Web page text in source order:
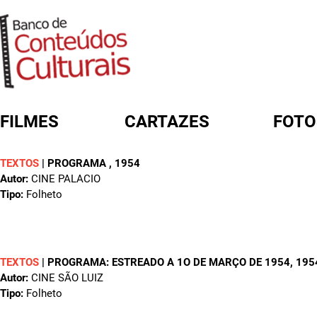
FILMES CARTAZES
TEXTOS | PROGRAMA , 1954
Autor: CINE PALACIO
Tipo: Folheto
TEXTOS | PROGRAMA: ESTREADO A 1O DE MARÇO DE 1954,
Autor: CINE SÃO LUIZ
Tipo: Folheto
FORMULÁRIO DE BUSCA